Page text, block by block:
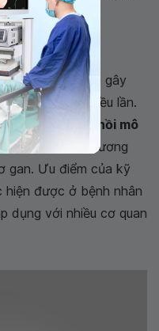
gọn, không gây
thực hiện nhiều lần.
siêu âm đàn hồi mô
đánh giá tổn thương
gan. Ưu điểm của kỹ
được ở bệnh nhân
dụng với nhiều cơ quan